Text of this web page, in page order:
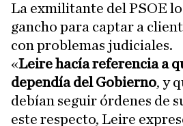
La exmilitante del PSOE
gancho para captar a
con problemas judiciales.
«Leire hacía referencia a
dependía del Gobierno, y
debían seguir órdenes de
este respecto, Leire